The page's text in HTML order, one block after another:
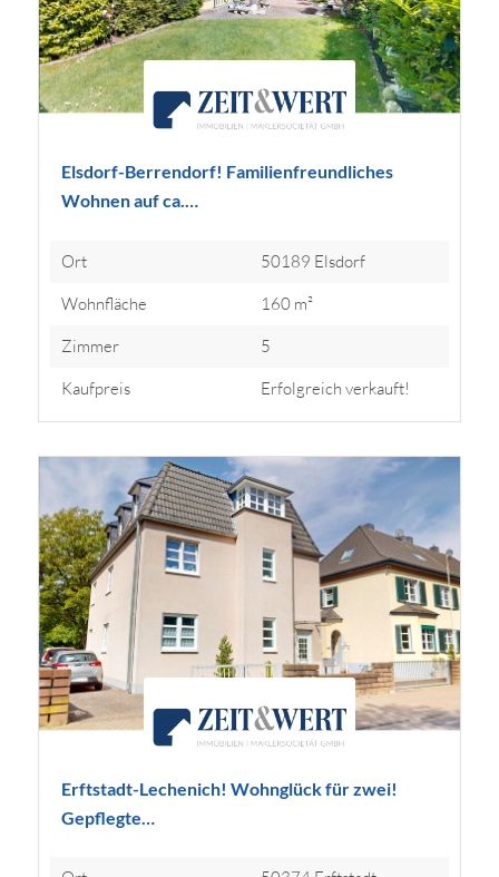
Elsdorf-Berrendorf! Familienfreundliches
Wohnen auf ca.…
Ort
50189 Elsdorf
Wohnfläche
160 m²
Zimmer
5
Kaufpreis
Erfolgreich verkauft!
Erftstadt-Lechenich! Wohnglück für zwei!
Gepflegte…